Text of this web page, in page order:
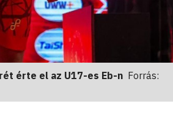
érte el az U17-es Eb-n Forrás: